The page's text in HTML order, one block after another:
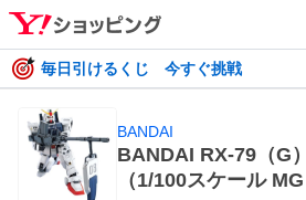
毎日引けるくじ 今すぐ挑戦
BANDAI
BANDAI RX-79（G
（1/100スケール